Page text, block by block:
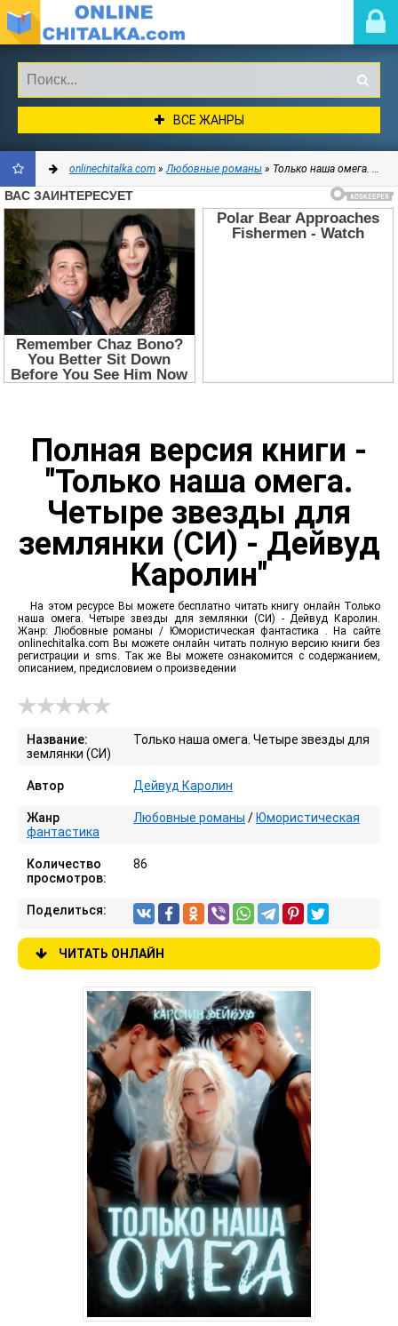
ВСЕ ЖАНРЫ
ДОБАВИТЬ
В
ЗАКЛАДКИ
onlinechitalka.com »Любовные романы » Только наша омега. Четыре звезды для землянки (СИ) - Дейвуд Каролин
Полная версия книги -
"Только наша омега.
Четыре звезды для
землянки (СИ) - Дейвуд
Каролин"
На этом ресурсе Вы можете бесплатно читать книгу онлайн Только
наша омега. Четыре звезды для землянки (СИ) - Дейвуд Каролин.
Жанр: Любовные романы / Юмористическая фантастика . На сайте
onlinechitalka.com Вы можете онлайн читать полную версию книги без
регистрации и sms. Так же Вы можете ознакомится с содержанием,
описанием, предисловием о произведении
Название:
Только наша омега. Четыре звезды для
землянки (СИ)
Автор Дейвуд Каролин
Жанр Любовные романы / Юмористическая
фантастика
Количество
просмотров:
86
Поделиться:
ЧИТАТЬ ОНЛАЙН